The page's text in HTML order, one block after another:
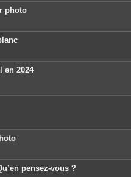
c
o
e
photo
en 2024
pensez-vous ?